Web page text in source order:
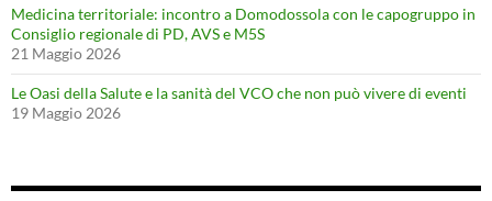
Medicina territoriale: incontro a Domodossola con le capogruppo in
Consiglio regionale di PD, AVS e M5S
21 Maggio 2026
Le Oasi della Salute e la sanità del VCO che non può vivere di eventi
19 Maggio 2026